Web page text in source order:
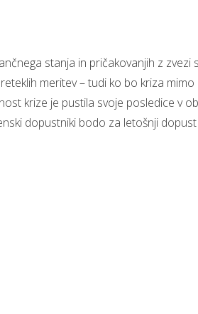
stanja in pričakovanjih z zvezi
meritev – tudi ko bo kriza
krize je pustila svoje posledice v
dopustniki bodo za letošnji